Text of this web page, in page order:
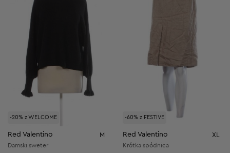
-20% z WELCOME
Red Valentino M
Damski sweter
-60% z FESTIVE
Red Valentino XL
Krótka spódnica